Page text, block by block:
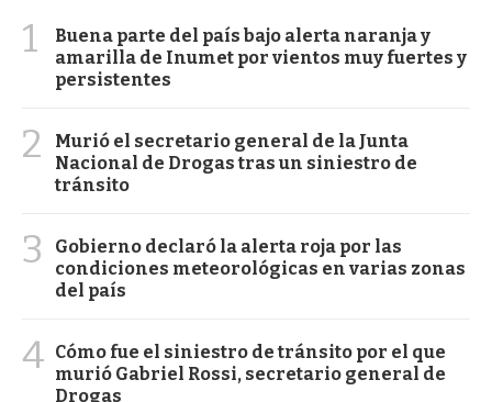
1
Buena parte del país bajo alerta naranja y
amarilla de Inumet por vientos muy fuertes y
persistentes
2
Murió el secretario general de la Junta
Nacional de Drogas tras un siniestro de
tránsito
3
Gobierno declaró la alerta roja por las
condiciones meteorológicas en varias zonas
del país
4 Cómo fue el siniestro de tránsito por el que
murió Gabriel Rossi, secretario general de
Drogas